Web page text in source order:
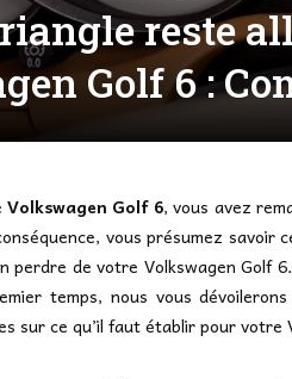
reste
Golf 6 :
Volkswagen Golf 6, vous avez
vous présumez savoir
perdre de votre Volkswagen Golf
temps, nous vous
sur ce qu’il faut établir pour votre